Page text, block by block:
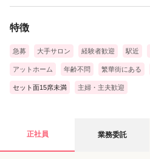
特徴
急募 大手サロン 経験者歓迎 駅近
アットホーム 年齢不問 繁華街にある
セット面15席未満 主婦・主夫歓迎
正社員 業務委託